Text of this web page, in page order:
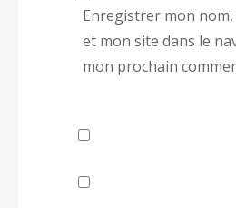
Enregistrer mon
et mon site dans le
mon prochain